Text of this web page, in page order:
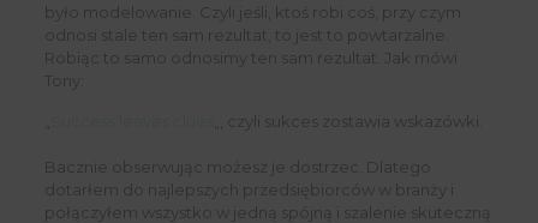
było modelowanie. Czyli jeśli, ktoś robi coś, przy czym
odnosi stale ten sam rezultat, to jest to powtarzalne.
Robiąc to samo odnosimy ten sam rezultat. Jak mówi
Tony:
„, czyli sukces zostawia wskazówki.
Bacznie obserwując możesz je dostrzec. Dlatego
dotarłem do najlepszych przedsiębiorców w branży i
połączyłem wszystko w jedną spójną i szalenie skuteczną